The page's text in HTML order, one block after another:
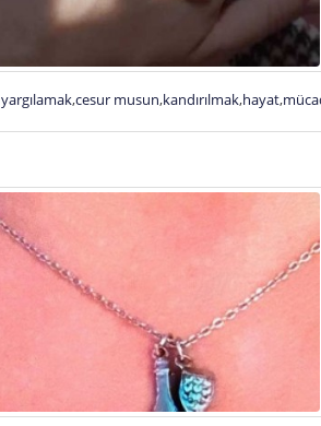
yargılamak,cesur musun,kandırılmak,hayat,